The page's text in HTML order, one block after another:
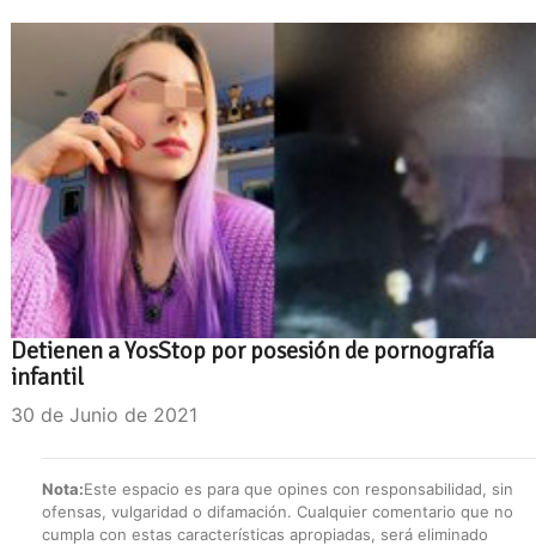
Detienen a YosStop por posesión de pornografía
infantil
30 de Junio de 2021
Nota:Este espacio es para que opines con responsabilidad, sin
ofensas, vulgaridad o difamación. Cualquier comentario que no
cumpla con estas características apropiadas, será eliminado